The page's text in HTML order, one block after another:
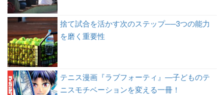
捨て試合を活かす次のステップ──3つの能力
を磨く重要性
テニス漫画『ラブフォーティ』—子どものテ
ニスモチベーションを変える一冊！